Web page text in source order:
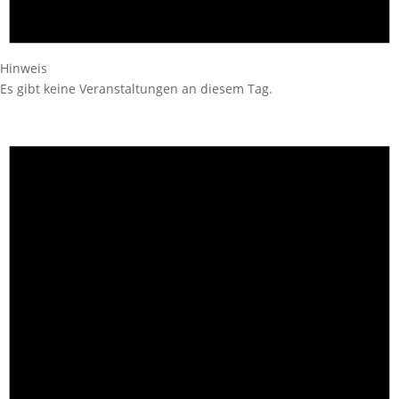
Hinweis
Es gibt keine Veranstaltungen an diesem Tag.